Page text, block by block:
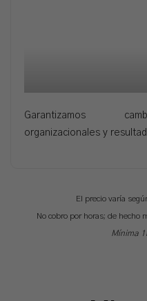
Garantizamos
organizacionales y
El precio varía
No cobro por horas; de hecho
Mínima